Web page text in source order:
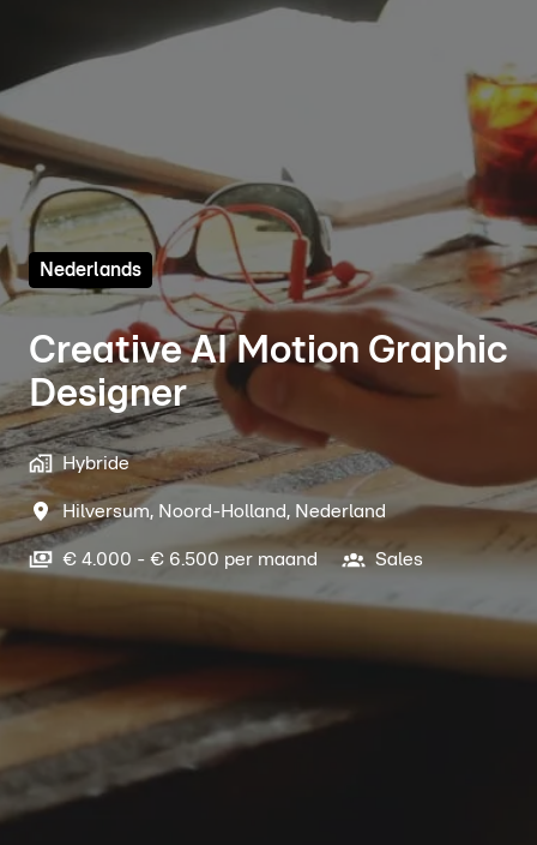
Nederlands
Creative AI Motion Graphic
Designer
Hybride
Hilversum, Noord-Holland, Nederland
€ 4.000 - € 6.500 per maand Sales